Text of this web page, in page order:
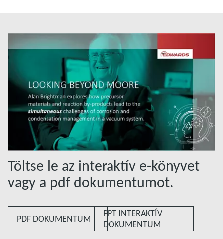
Töltse le az interaktív e-könyvet
vagy a pdf dokumentumot.
PDF DOKUMENTUM
PPT INTERAKTÍV
DOKUMENTUM